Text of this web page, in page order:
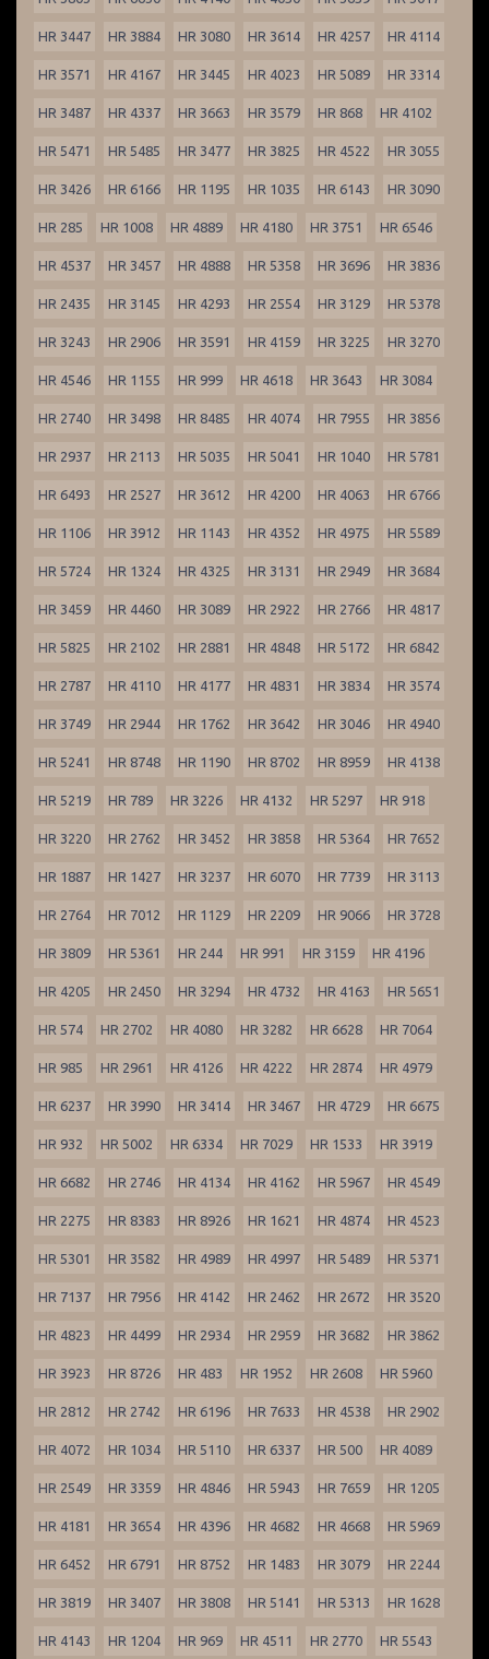
HR 3447 HR 3884 HR 3080 HR 3614 HR 4257 HR 4114
HR 3571 HR 4167 HR 3445 HR 4023 HR 5089 HR 3314
HR 3487 HR 4337 HR 3663 HR 3579 HR 868 HR 4102
HR 5471 HR 5485 HR 3477 HR 3825 HR 4522 HR 3055
HR 3426 HR 6166 HR 1195 HR 1035 HR 6143 HR 3090
HR 285 HR 1008 HR 4889 HR 4180 HR 3751 HR 6546
HR 4537 HR 3457 HR 4888 HR 5358 HR 3696 HR 3836
HR 2435 HR 3145 HR 4293 HR 2554 HR 3129 HR 5378
HR 3243 HR 2906 HR 3591 HR 4159 HR 3225 HR 3270
HR 4546 HR 1155 HR 999 HR 4618 HR 3643 HR 3084
HR 2740 HR 3498 HR 8485 HR 4074 HR 7955 HR 3856
HR 2937 HR 2113 HR 5035 HR 5041 HR 1040 HR 5781
HR 6493 HR 2527 HR 3612 HR 4200 HR 4063 HR 6766
HR 1106 HR 3912 HR 1143 HR 4352 HR 4975 HR 5589
HR 5724 HR 1324 HR 4325 HR 3131 HR 2949 HR 3684
HR 3459 HR 4460 HR 3089 HR 2922 HR 2766 HR 4817
HR 5825 HR 2102 HR 2881 HR 4848 HR 5172 HR 6842
HR 2787 HR 4110 HR 4177 HR 4831 HR 3834 HR 3574
HR 3749 HR 2944 HR 1762 HR 3642 HR 3046 HR 4940
HR 5241 HR 8748 HR 1190 HR 8702 HR 8959 HR 4138
HR 5219 HR 789 HR 3226 HR 4132 HR 5297 HR 918
HR 3220 HR 2762 HR 3452 HR 3858 HR 5364 HR 7652
HR 1887 HR 1427 HR 3237 HR 6070 HR 7739 HR 3113
HR 2764 HR 7012 HR 1129 HR 2209 HR 9066 HR 3728
HR 3809 HR 5361 HR 244 HR 991 HR 3159 HR 4196
HR 4205 HR 2450 HR 3294 HR 4732 HR 4163 HR 5651
HR 574 HR 2702 HR 4080 HR 3282 HR 6628 HR 7064
HR 985 HR 2961 HR 4126 HR 4222 HR 2874 HR 4979
HR 6237 HR 3990 HR 3414 HR 3467 HR 4729 HR 6675
HR 932 HR 5002 HR 6334 HR 7029 HR 1533 HR 3919
HR 6682 HR 2746 HR 4134 HR 4162 HR 5967 HR 4549
HR 2275 HR 8383 HR 8926 HR 1621 HR 4874 HR 4523
HR 5301 HR 3582 HR 4989 HR 4997 HR 5489 HR 5371
HR 7137 HR 7956 HR 4142 HR 2462 HR 2672 HR 3520
HR 4823 HR 4499 HR 2934 HR 2959 HR 3682 HR 3862
HR 3923 HR 8726 HR 483 HR 1952 HR 2608 HR 5960
HR 2812 HR 2742 HR 6196 HR 7633 HR 4538 HR 2902
HR 4072 HR 1034 HR 5110 HR 6337 HR 500 HR 4089
HR 2549 HR 3359 HR 4846 HR 5943 HR 7659 HR 1205
HR 4181 HR 3654 HR 4396 HR 4682 HR 4668 HR 5969
HR 6452 HR 6791 HR 8752 HR 1483 HR 3079 HR 2244
HR 3819 HR 3407 HR 3808 HR 5141 HR 5313 HR 1628
HR 4143 HR 1204 HR 969 HR 4511 HR 2770 HR 5543